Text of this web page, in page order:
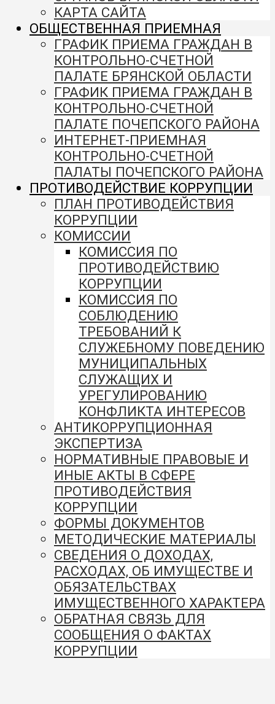
КАРТА САЙТА
ОБЩЕСТВЕННАЯ ПРИЕМНАЯ
ГРАФИК ПРИЕМА ГРАЖДАН В
КОНТРОЛЬНО-СЧЕТНОЙ
ПАЛАТЕ БРЯНСКОЙ ОБЛАСТИ
ГРАФИК ПРИЕМА ГРАЖДАН В
КОНТРОЛЬНО-СЧЕТНОЙ
ПАЛАТЕ ПОЧЕПСКОГО РАЙОНА
ИНТЕРНЕТ-ПРИЕМНАЯ
КОНТРОЛЬНО-СЧЕТНОЙ
ПАЛАТЫ ПОЧЕПСКОГО РАЙОНА
ПРОТИВОДЕЙСТВИЕ КОРРУПЦИИ
ПЛАН ПРОТИВОДЕЙСТВИЯ
КОРРУПЦИИ
КОМИССИИ
КОМИССИЯ ПО
ПРОТИВОДЕЙСТВИЮ
КОРРУПЦИИ
КОМИССИЯ ПО
СОБЛЮДЕНИЮ
ТРЕБОВАНИЙ К
СЛУЖЕБНОМУ ПОВЕДЕНИЮ
МУНИЦИПАЛЬНЫХ
СЛУЖАЩИХ И
УРЕГУЛИРОВАНИЮ
КОНФЛИКТА ИНТЕРЕСОВ
АНТИКОРРУПЦИОННАЯ
ЭКСПЕРТИЗА
НОРМАТИВНЫЕ ПРАВОВЫЕ И
ИНЫЕ АКТЫ В СФЕРЕ
ПРОТИВОДЕЙСТВИЯ
КОРРУПЦИИ
ФОРМЫ ДОКУМЕНТОВ
МЕТОДИЧЕСКИЕ МАТЕРИАЛЫ
СВЕДЕНИЯ О ДОХОДАХ,
РАСХОДАХ, ОБ ИМУЩЕСТВЕ И
ОБЯЗАТЕЛЬСТВАХ
ИМУЩЕСТВЕННОГО ХАРАКТЕРА
ОБРАТНАЯ СВЯЗЬ ДЛЯ
СООБЩЕНИЯ О ФАКТАХ
КОРРУПЦИИ